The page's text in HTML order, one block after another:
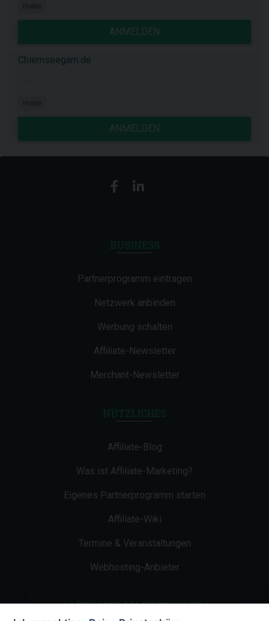
Hobby
ANMELDEN
Chiemseegarn.de
Hobby
ANMELDEN
Partnerprogramm eintragen
Netzwerk anbinden
Werbung schalten
Affiliate-Newsletter
Merchant-Newsletter
Affiliate-Blog
Was ist Affiliate-Marketing?
Eigenes Partnerprogramm starten
Affiliate-Wiki
Termine & Veranstaltungen
Webhosting-Anbieter
AFFILIATE-MARKETING.DE